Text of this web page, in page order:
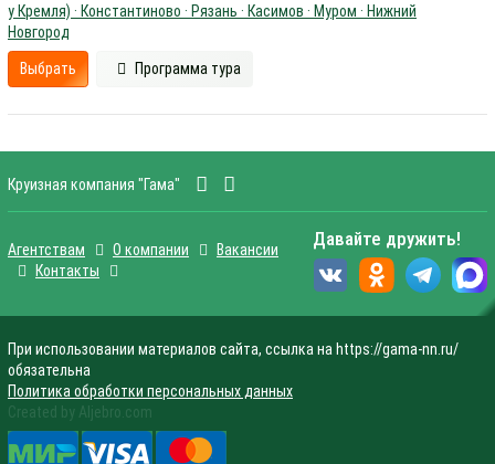
у Кремля) · Константиново · Рязань · Касимов · Муром · Нижний
Новгород
Выбрать Программа тура
Круизная компания "Гама"
Агентствам О компании
Вакансии
Контакты
Давайте дружить!
При использовании материалов сайта, ссылка на https://gama-nn.ru/
обязательна
Политика обработки персональных данных
Created by Aljebro.com